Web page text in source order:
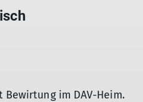
im DAV-Heim.